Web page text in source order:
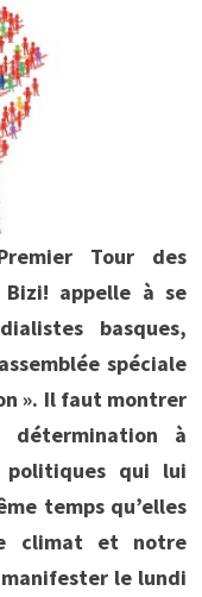
Tour des
appelle à se
basques,
spéciale
». Il faut montrer
détermination à
politiques qui lui
temps qu’elles
climat et notre
le lundi